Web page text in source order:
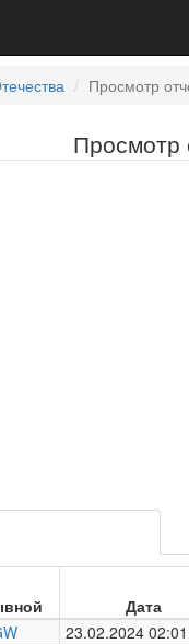
Просмотр
Просмотр
Дата
23.02.2024 02:01